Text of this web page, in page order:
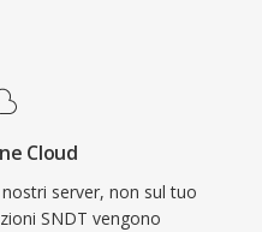
Cloud
server, non sul tuo
SNDT vengono